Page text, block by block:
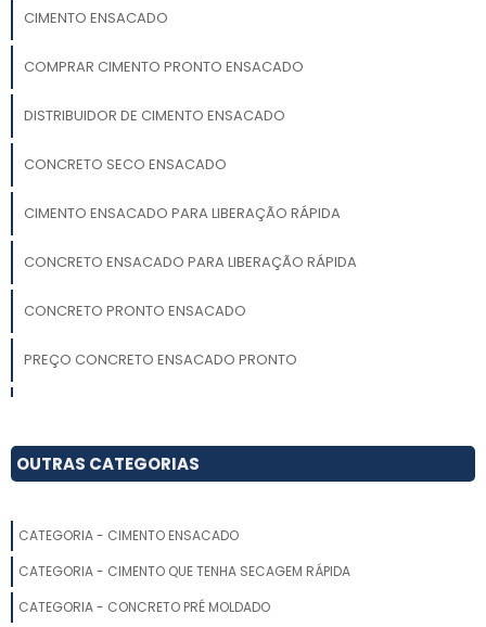
CIMENTO ENSACADO
COMPRAR CIMENTO PRONTO ENSACADO
DISTRIBUIDOR DE CIMENTO ENSACADO
CONCRETO SECO ENSACADO
CIMENTO ENSACADO PARA LIBERAÇÃO RÁPIDA
CONCRETO ENSACADO PARA LIBERAÇÃO RÁPIDA
CONCRETO PRONTO ENSACADO
PREÇO CONCRETO ENSACADO PRONTO
COMPRAR CIMENTO ENSACADO
CONCRETO ENSACADO PARA ARGAMASSA DE LIBERAÇÃO
OUTRAS CATEGORIAS
CATEGORIA - CIMENTO ENSACADO
CATEGORIA - CIMENTO QUE TENHA SECAGEM RÁPIDA
CATEGORIA - CONCRETO PRÉ MOLDADO